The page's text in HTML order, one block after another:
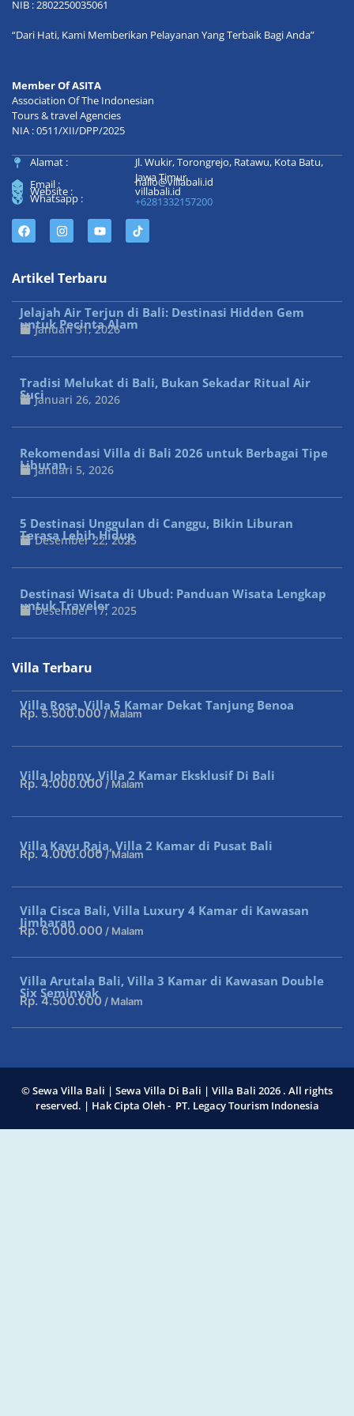
NIB : 2802250035061
“Dari Hati, Kami Memberikan Pelayanan Yang Terbaik Bagi Anda”
Member Of ASITA
Association Of The Indonesian
Tours & travel Agencies
NIA : 0511/XII/DPP/2025
Alamat :
Jl. Wukir, Torongrejo, Ratawu, Kota Batu,
Jawa Timur
Email : hallo@villabali.id
Website : villabali.id
Whatsapp : +6281332157200
Artikel Terbaru
Jelajah Air Terjun di Bali: Destinasi Hidden Gem
untuk Pecinta Alam
Januari 31, 2026
Tradisi Melukat di Bali, Bukan Sekadar Ritual Air
SuciJanuari 26, 2026
Rekomendasi Villa di Bali 2026 untuk Berbagai Tipe
Liburan
Januari 5, 2026
5 Destinasi Unggulan di Canggu, Bikin Liburan
Terasa Lebih Hidup
Desember 22, 2025
Destinasi Wisata di Ubud: Panduan Wisata Lengkap
untuk Traveler
Desember 17, 2025
Villa Terbaru
Villa Rosa, Villa 5 Kamar Dekat Tanjung Benoa
Rp. 5.500.000/ Malam
Villa Johnny, Villa 2 Kamar Eksklusif Di Bali
Rp. 4.000.000/ Malam
Villa Kayu Raja, Villa 2 Kamar di Pusat Bali
Rp. 4.000.000/ Malam
Villa Cisca Bali, Villa Luxury 4 Kamar di Kawasan
Jimbaran
Rp. 6.000.000 / Malam
Villa Arutala Bali, Villa 3 Kamar di Kawasan Double
Six Seminyak
Rp. 4.500.000 / Malam
© Sewa Villa Bali | Sewa Villa Di Bali | Villa Bali 2026 . All rights
reserved. | Hak Cipta Oleh - PT. Legacy Tourism Indonesia